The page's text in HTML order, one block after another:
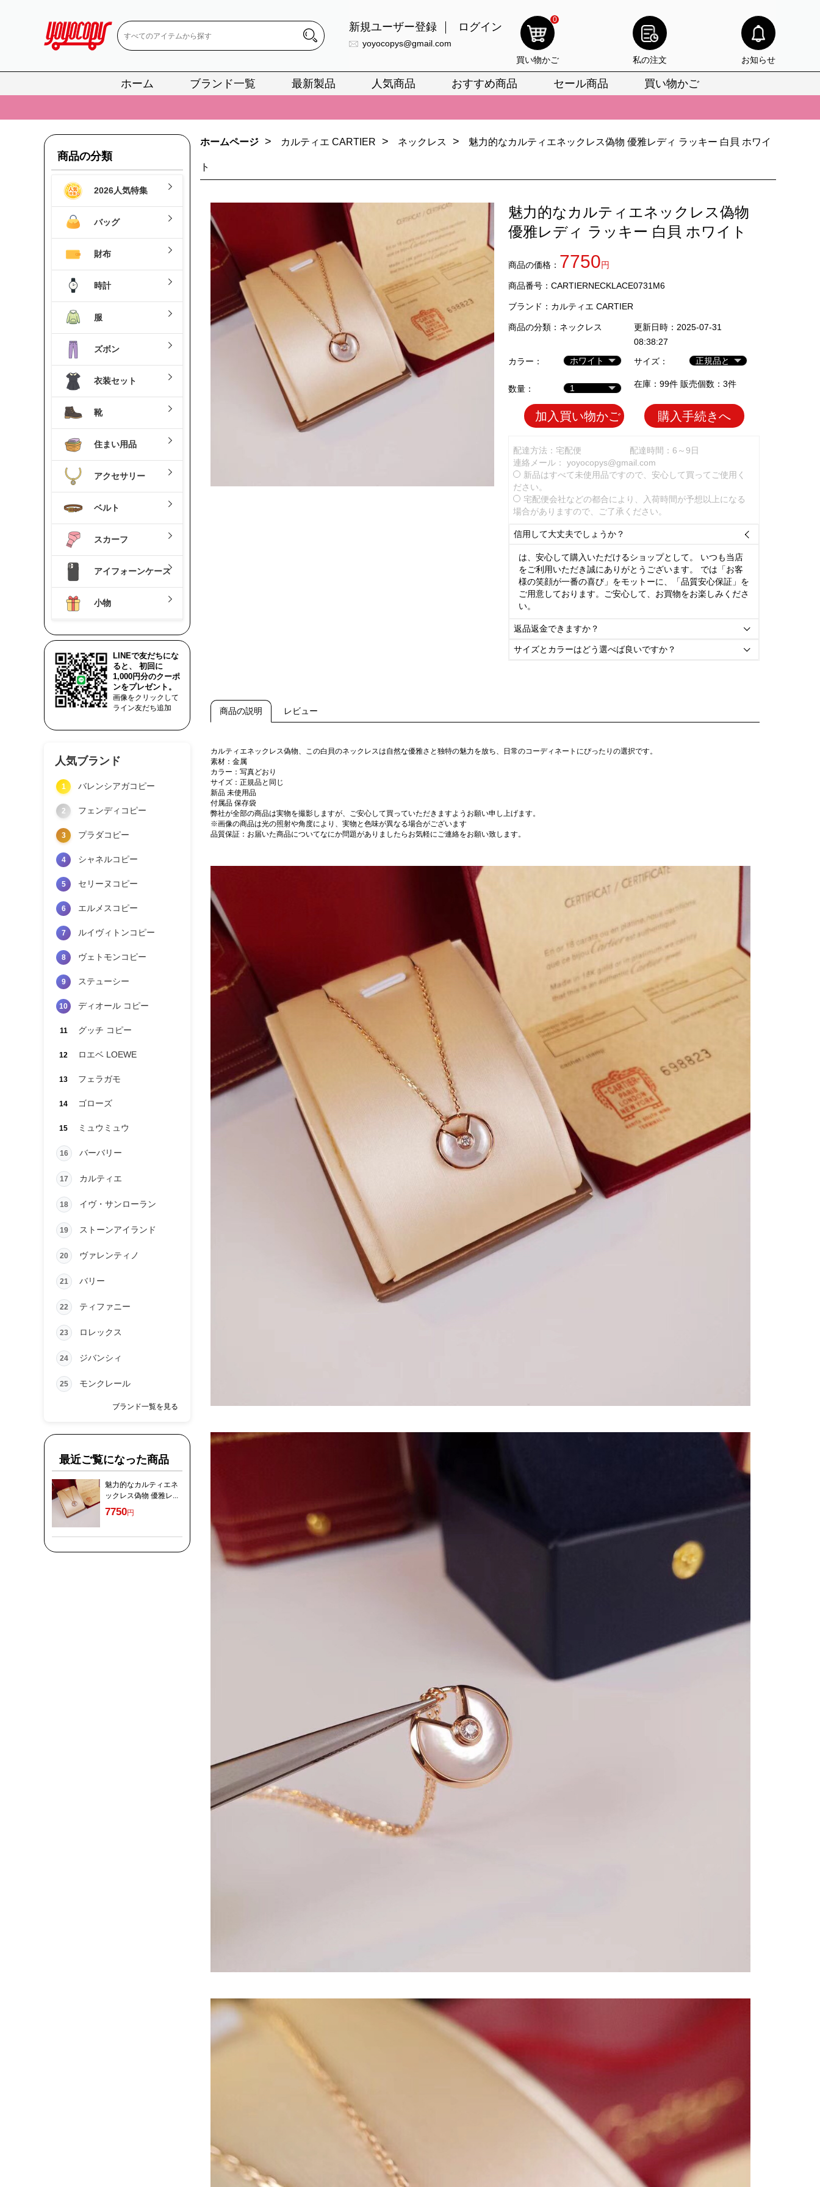
新規ユーザー登録 ログイン
yoyocopys@gmail.com
0
買い物かご 私の注文 お知らせ
ホーム ブランド一覧 最新製品 人気商品 おすすめ商品 セール商品 買い物かご
📢 当店は正真正銘のn級スーパーコピーのみ取扱い。最高品質の再現度を安心してお選びいただけます。
📢 2026春の新作続々更新中！期間中のご注文でお得な割引をご利用いただけます。
📢 新作入荷！ルイ・ヴィトンスーパーコピー バッグ最新モデルが登場。上質な仕上がりをお見逃しなく。
📢 新作入荷！ルイ・ヴィトンスーパーコピー バッグ最新モデルが登場。上質な仕上がりをお見逃しなく。
商品の分類
2026人気特集
バッグ
財布
時計
服
ズボン
衣装セット
靴
住まい用品
アクセサリー
ベルト
スカーフ
アイフォーンケース
小物
LINEで友だちにな
ると、 初回に
1,000円分のクーポ
ンをプレゼント。
画像をクリックして
ライン友だち追加
人気ブランド
1 バレンシアガコピー
2 フェンディコピー
3 プラダコピー
4 シャネルコピー
5 セリーヌコピー
6 エルメスコピー
7 ルイヴィトンコピー
8 ヴェトモンコピー
9 ステューシー
10 ディオール コピー
11 グッチ コピー
12 ロエベ LOEWE
13 フェラガモ
14 ゴローズ
15 ミュウミュウ
16 バーバリー
17 カルティエ
18 イヴ・サンローラン
19 ストーンアイランド
20 ヴァレンティノ
21 バリー
22 ティファニー
23 ロレックス
24 ジバンシィ
25 モンクレール
ブランド一覧を見る
最近ご覧になった商品
魅力的なカルティエネ
ックレス偽物 優雅レ...
7750円
ホームページ > カルティエ CARTIER > ネックレス > 魅力的なカルティエネックレス偽物 優雅レディ ラッキー 白貝 ホワイ
ト
魅力的なカルティエネックレス偽物
優雅レディ ラッキー 白貝 ホワイト
商品の価格： 7750円
商品番号：CARTIERNECKLACE0731M6
ブランド： カルティエ CARTIER
商品の分類： ネックレス
更新日時：2025-07-31
08:38:27
カラー：
サイズ：
数量： 在庫：99件 販売個数：3件
加入買い物かご 購入手続きへ
配達方法：宅配便
配達時間：6～9日
連絡メール： yoyocopys@gmail.com
新品はすべて未使用品ですので、安心して買ってご使用く
ださい。
宅配便会社などの都合により、入荷時間が予想以上になる
場合がありますので、ご了承ください。
信用して大丈夫でしょうか？ 
は、安心して購入いただけるショップとして。 いつも当店
をご利用いただき誠にありがとうございます。 では「お客
様の笑顔が一番の喜び」をモットーに、「品質安心保証」を
ご用意しております。ご安心して、お買物をお楽しみくださ
い。
返品返金できますか？ 
サイズとカラーはどう選べば良いですか？ 
商品の説明 レビュー
カルティエネックレス偽物、この白貝のネックレスは自然な優雅さと独特の魅力を放ち、日常のコーディネートにぴったりの選択です。
素材：金属
カラー：写真どおり
サイズ：正規品と同じ
新品 未使用品
付属品 保存袋
弊社が全部の商品は実物を撮影しますが、ご安心して買っていただきますようお願い申し上げます。
※画像の商品は光の照射や角度により、実物と色味が異なる場合がございます
品質保証：お届いた商品についてなにか問題がありましたらお気軽にご連絡をお願い致します。